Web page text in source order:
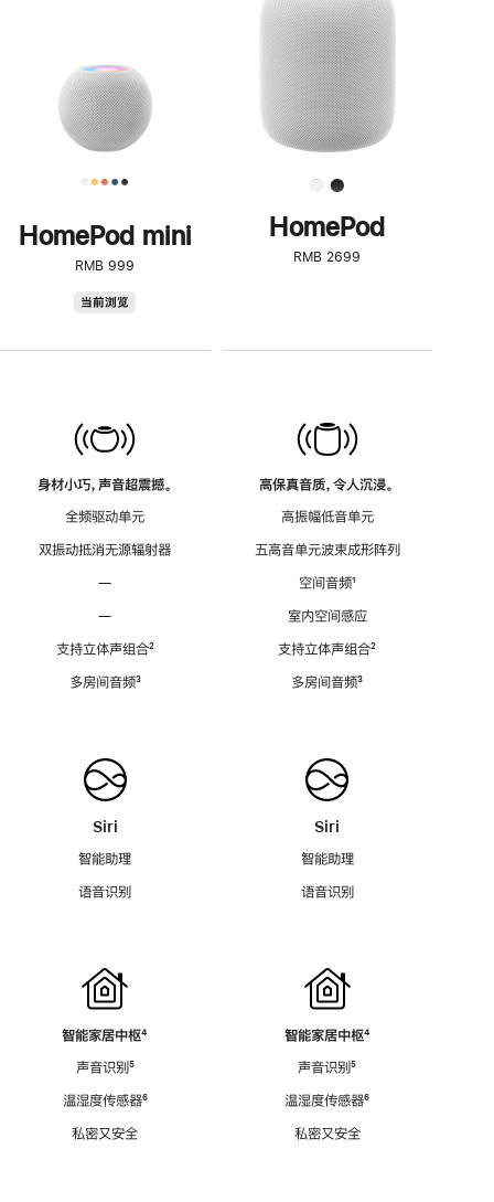
HomePod mini
RMB 999
当前浏览
身材小巧，声音超震撼。
全频驱动单元
双振动抵消无源辐射器
—
—
支持立体声组合脚
²
多房间音频脚
³
Siri
智能助理
语音识别
智能家居中枢脚
⁴
声音识别脚
⁵
温湿度传感器脚
⁶
私密又安全
了
解
HomePod<
HomePod
RMB 2699
高保真音质，令人沉浸。
高振幅低音单元
五高音单元波束成形阵列
空间音频脚
¹
室内空间感应
支持立体声组合脚
²
多房间音频脚
³
Siri
智能助理
语音识别
智能家居中枢脚
⁴
声音识别脚
⁵
温湿度传感器脚
⁶
私密又安全